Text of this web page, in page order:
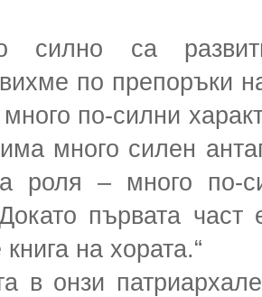
силно са
по препоръки
по-силни
много силен
роля – много по-
първата част
книга на хората.“
в онзи